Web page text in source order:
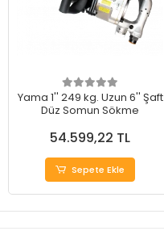
Yama 1'' 249 kg. Uzun 6'' Şaft
Düz Somun Sökme
54.599,22 TL
Sepete Ekle